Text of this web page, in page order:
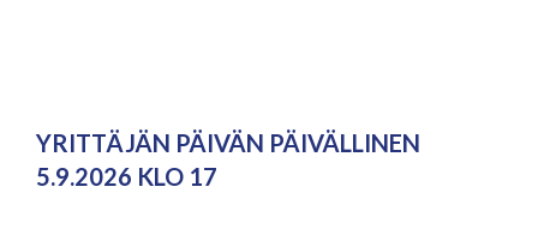
YRITTÄJÄN PÄIVÄN PÄIVÄLLINEN
5.9.2026 KLO 17